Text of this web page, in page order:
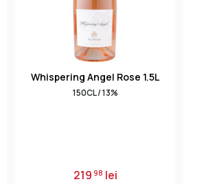
Whispering Angel Rose 1.5L
150CL / 13%
21998 lei